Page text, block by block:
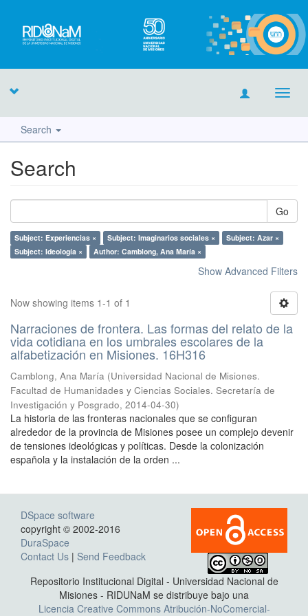
Search
Search
Go
Subject: Experiencias × Subject: Imaginarios sociales ×
Subject: Azar ×
Subject: Ideología ×
Author: Camblong, Ana María ×
Show Advanced Filters
Now showing items 1-1 of 1
Narraciones de frontera. Las formas del relato de la
vida cotidiana en los umbrales escolares de la
alfabetización en Misiones. 16H316
Camblong, Ana María (Universidad Nacional de Misiones.
Facultad de Humanidades y Ciencias Sociales. Secretaría de
Investigación y Posgrado, 2014-04-30)
La historia de las fronteras nacionales que se configuran
alrededor de la provincia de Misiones posee un complejo devenir
de tensiones ideológicas y políticas. Desde la colonización
española y la instalación de la orden ...
DSpace software
copyright © 2002-2016
DuraSpace
Contact Us | Send Feedback
Repositorio Institucional Digital - Universidad Nacional de
Misiones - RIDUNaM se distribuye bajo una
Licencia Creative Commons Atribución-NoComercial-